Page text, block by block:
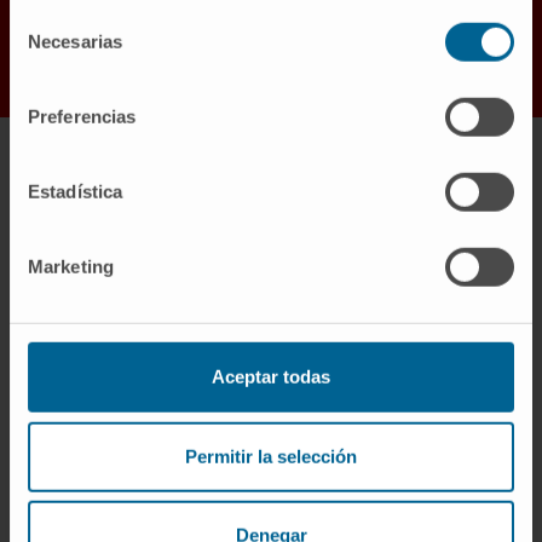
Necesarias
Preferencias
Estadística
Marketing
Aceptar todas
Permitir la selección
Denegar
Interdisciplinarité